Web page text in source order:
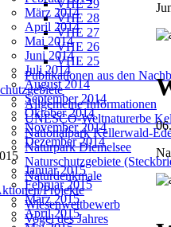
VHE 29
VHE 28
VHE 27
VHE 26
VHE 25
Publikationen aus den
Allgemeine Informationen
UNESCO-Weltnaturerbe
Nationalpark Kellerwald-
Naturpark Diemelsee
Naturschutzgebiete
Naturdenkmale
Projekte
Wiesenwettbewerb
Vogel des Jahres
März 2014
April 2014
Mai 2014
Juni 2014
Juli 2014
August 2014
September 2014
Oktober 2014
November 2014
Dezember 2014
Januar 2015
Februar 2015
März 2015
April 2015